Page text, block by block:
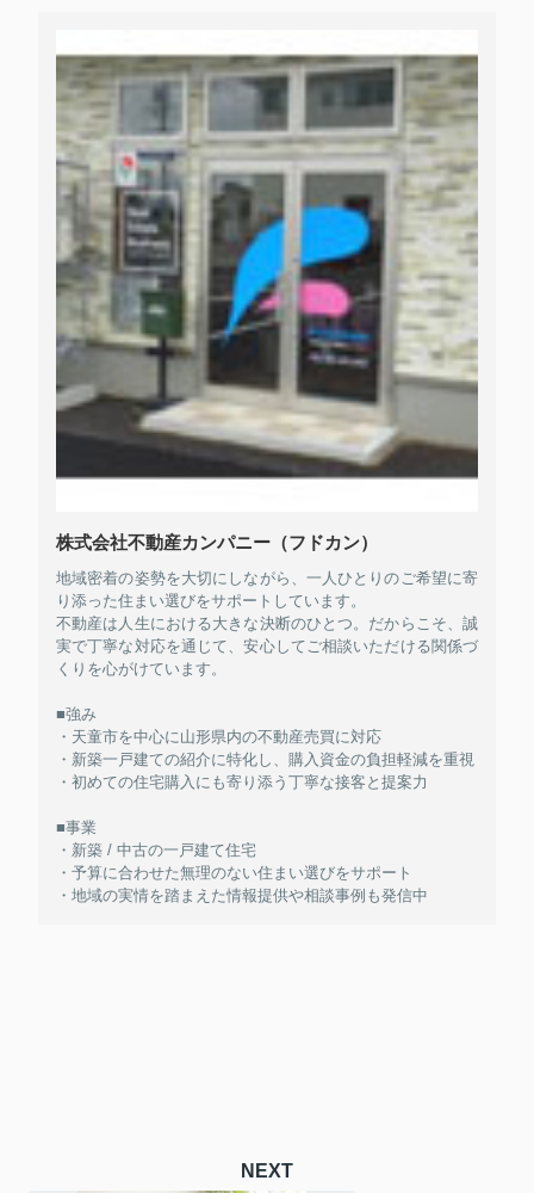
株式会社不動産カンパニー（フドカン）
地域密着の姿勢を大切にしながら、一人ひとりのご希望に寄
り添った住まい選びをサポートしています。
不動産は人生における大きな決断のひとつ。だからこそ、誠
実で丁寧な対応を通じて、安心してご相談いただける関係づ
くりを心がけています。
■強み
・天童市を中心に山形県内の不動産売買に対応
・新築一戸建ての紹介に特化し、購入資金の負担軽減を重視
・初めての住宅購入にも寄り添う丁寧な接客と提案力
■事業
・新築 / 中古の一戸建て住宅
・予算に合わせた無理のない住まい選びをサポート
・地域の実情を踏まえた情報提供や相談事例も発信中
NEXT